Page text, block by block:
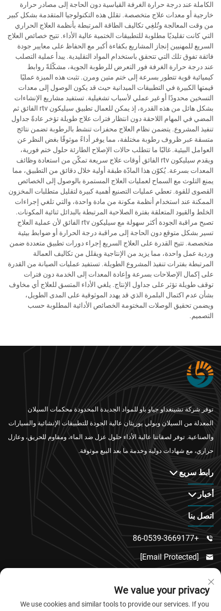
الكاملة عند درجة حرارة الغرفة القياسية دون الحاجة إلى مصادر حرارة
خارجية أو معدات علاج متخصصة. تقلل هذه التكنولوجيا المتقدمة بشكل كبير
من وقت المعالجة وتُلغِي تكاليف الطاقة المرتبطة بأنظمة العلاج الحراري
التي كانت تقليديًا مطلوبة للتطبيقات الختمية عالية الأداء. تتيح خصائص العلاج
السريع للمهنيين إنجاز المشاريع بكفاءة أكبر مع الحفاظ على معايير جودة
فائقة تفوق تلك التي تتحقق باستخدام المواد التقليدية. يبدأ عملية التصلب
عند درجة حرارة الغرفة فور التعرض للرطوبة الجوية، مشكّلةً روابط
كيميائية قوية تتطور بسرعة إلى ختم متين ومرن. تثبت هذه الميزة عمليًا
قيمتها الكبيرة في التطبيقات الميدانية حيث قد يكون الوصول إلى معدات
التسخين محدودًا أو غير عملي لأسباب تشغيلية. تستفيد مشاريع الإنشاءات
بشكل هائل من هذه القدرة، إذ يمكن للعمال تطبيق سيليكون rtv الفائق ثم
المضي في المهام اللاحقة دون انتظار فترات علاج طويلة تؤخر عادةً جداول
تنفيذ المشروع. يتضمن نظام العلاج محفزات تنشط بالرطوبة تضمن نتائج
متسقة عبر ظروف رطوبة مختلفة، مما يوفر أداءً موثوقًا بغض النظر عن
العوامل البيئية. غالبًا ما تتطلب حالات الإصلاح الطارئة حلول ختم فورية،
ويقدم سيليكون rtv الفائق أوقات علاج سريعة تمكّن من استعادة وظائف
المعدات بسرعة. يُكوّن هذا المادّة طبقة أولية خلال دقائق من التطبيق، مما
يمنع التلوث مع السماح لعمليات العلاج المستمرة بالوصول إلى الخصائص
القصوى للقوة. تعطي عمليات التصنيع أهمية كبيرة لتقليل متطلبات المخزون
الممكنة عند استخدام أنظمة مكونة من مادة واحدة، والتي تلغي إجراءات
الخلط والقيود المتعلقة بفترة الصلاحية المرتبطة بالبدائل ثنائية المكونات.
تصبح مراقبة الجودة أكثر سهولة مع سيليكون rtv الفائق لأن عملية العلاج
تسير بشكل متوقع دون الحاجة إلى مراقبة درجة الحرارة أو ضوابط بيئية
متخصصة. تتيح القدرة على العلاج السريع إجراء دورات تطبيق متعددة ضمن
وردية عمل واحدة، مما يزيد من الإنتاجية ويقلل من تكاليف العمالة
المرتبطة بفترات تنفيذ المشروع الطويلة. تستفيد عمليات الصيانة من القدرة
على إكمال الإصلاحات بسرعة وإعادة المعدات إلى الخدمة دون فترات
توقف طويلة تؤثر على جداول الإنتاج. يلغي الأداء المتسق للعلاج أي مخاوف
بشأن عدم اكتمال البلمرة الذي قد يهدد الموثوقية على المدى الطويل،
ويضمن تحقيق الوصلات المختومة الخصائص الأدائية المطلوبة حسب
التصميم.
توفر شركة تشينغداو جياو باو للمواد الجديدة المحدودة محكمات السيلان
المعدلة من السيلان وبولي يوريثان عالية الجودة للتطبيقات الإنشائية والسيارات
والصناعية. توفر لصقاتنا عالية الأداء حلول عزل ضد الماء، ومقاوم للحريق، وعازل
حراري، مع شهادات دولية وخدمة ما بعد البيع موثوقة.
رابط سريع
أخبار
اتصل بنا

+86-0539-3669177

[email Protected]

مقاطعة لينكو، مدينة وييفانغ، مقاطعة شاندونغ
We value your privacy
We use cookies and similar tools to provide our services. If you